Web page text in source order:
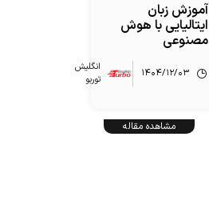
آموزش زبان
ایتالیایی با هوش
مصنوعی
۱۴۰۴/۱۲/۰۳
انگلیش‌
توربو
مشاهده مقاله